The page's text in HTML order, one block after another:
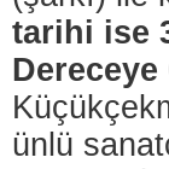
tarihi ise
ünlü